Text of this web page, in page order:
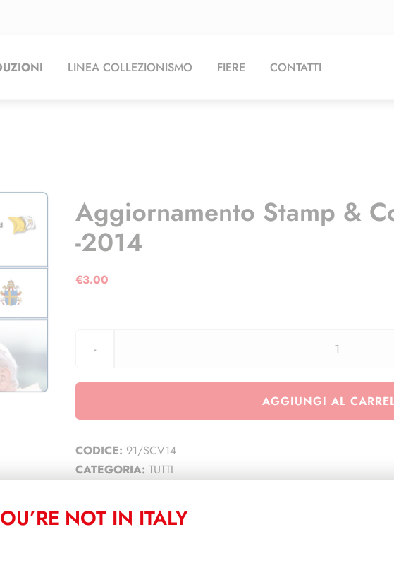
LINEA COLLEZIONISMO FIERE CONTATTI
Aggiornamento Stamp &
-2014
€3.00
&
AGGIUNGI AL
CODICE: 91/SCV14
CATEGORIA: TUTTI
NOT IN ITALY